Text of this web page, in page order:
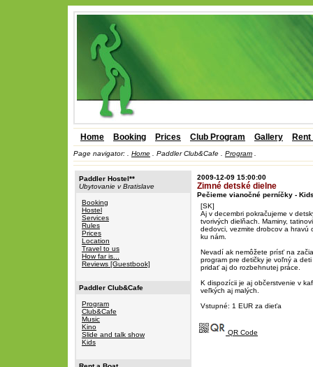
Home Booking Prices Club Program Gallery
Page navigator: Home Paddler Club&Cafe . Program
Paddler Hostel**
Ubytovanie v Bratislave
Booking
Hostel
Services
Rules
Prices
Location
Travel to us
How far is...
Reviews [Guestbook]
Paddler Club&Cafe
Program
Club&Cafe
Music
Kino
Slide and talk show
Kids
2009-12-09 15:00:00
Zimné detské dielne
Pečieme vianočné perníčky -
[SK]
Aj v decembri pokračujeme v
tvorivých dielňach. Maminy,
dedovci, vezmite drobcov a hravú
ku nám.
Nevadí ak nemôžete prísť na
program pre detičky je voľný a
pridať aj do rozbehnutej práce.
K dispozícii je aj občerstvenie v
veľkých aj malých.
Vstupné: 1 EUR za dieťa
QR Code